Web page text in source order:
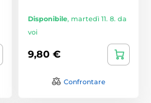
Disponibile, martedì 11. 8. da
voi
9,80 €
Confrontare